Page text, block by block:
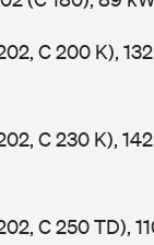
C 200 K),
C 230 K),
C 250 TD),